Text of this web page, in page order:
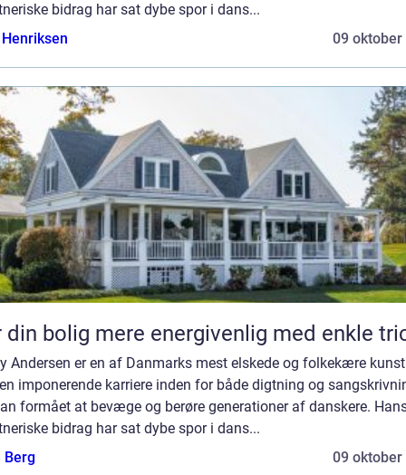
bidrag har sat dybe spor i dans...
09 oktober
din bolig mere energivenlig med enkle
Andersen er en af Danmarks mest elskede og folkekære
imponerende karriere inden for både digtning og
formået at bevæge og berøre generationer af danskere.
bidrag har sat dybe spor i dans...
Berg
09 oktober